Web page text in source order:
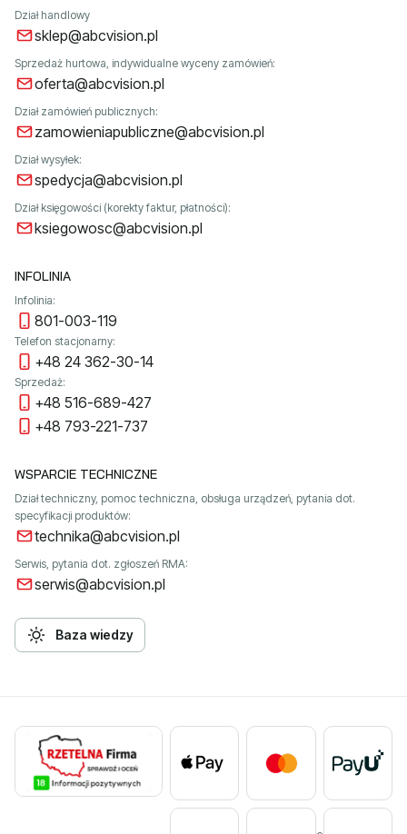
Dział handlowy
sklep@abcvision.pl
Sprzedaż hurtowa, indywidualne wyceny zamówień:
oferta@abcvision.pl
Dział zamówień publicznych:
zamowieniapubliczne@abcvision.pl
Dział wysyłek:
spedycja@abcvision.pl
Dział księgowości (korekty faktur, płatności):
ksiegowosc@abcvision.pl
INFOLINIA
Infolinia:
801-003-119
Telefon stacjonarny:
+48 24 362-30-14
Sprzedaż:
+48 516-689-427
+48 793-221-737
WSPARCIE TECHNICZNE
Dział techniczny, pomoc techniczna, obsługa urządzeń, pytania dot.
specyfikacji produktów:
technika@abcvision.pl
Serwis, pytania dot. zgłoszeń RMA:
serwis@abcvision.pl
Baza wiedzy